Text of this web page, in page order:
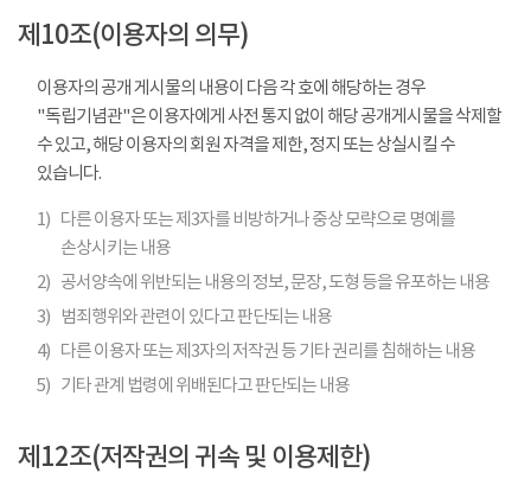
제10조(이용자의 의무)
이용자의 공개 게시물의 내용이 다음 각 호에 해당하는 경우
"독립기념관"은 이용자에게 사전 통지 없이 해당 공개게시물을 삭제할
수 있고, 해당 이용자의 회원 자격을 제한, 정지 또는 상실시킬 수
있습니다.
1) 다른 이용자 또는 제3자를 비방하거나 중상 모략으로 명예를
손상시키는 내용
2) 공서양속에 위반되는 내용의 정보, 문장, 도형 등을 유포하는 내용
3)
범죄행위와 관련이 있다고 판단되는 내용
4) 다른 이용자 또는 제3자의 저작권 등 기타 권리를 침해하는 내용
5) 기타 관계 법령에 위배된다고 판단되는 내용
제12조(저작권의 귀속 및 이용제한)